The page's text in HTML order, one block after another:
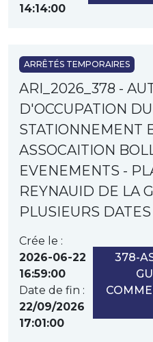
14:14:00
ARRÊTÉS TEMPORAIRES
ARI_2026_378 -
D'OCCUPATION
STATIONNEMENT
ASSOCAITION
EVENEMENTS -
REYNAUID DE LA
PLUSIEURS DATES
Crée le :
2026-06-22
16:59:00
Date de fin :
22/09/2026
17:01:00
378-